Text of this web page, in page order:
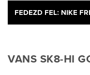
FEDEZD FEL: NIKE
VANS SK8-HI